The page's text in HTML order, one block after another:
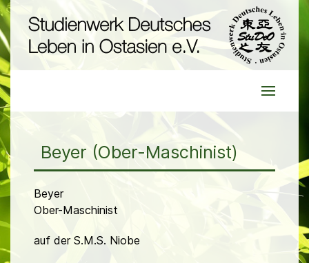
Beyer (Ober-Maschinist)
Beyer
Ober-Maschinist
auf der S.M.S. Niobe